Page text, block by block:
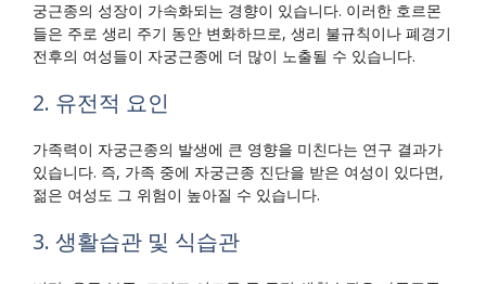
궁근종의 성장이 가속화되는 경향이 있습니다. 이러한 호르몬
들은 주로 생리 주기 동안 변화하므로, 생리 불규칙이나 폐경기
전후의 여성들이 자궁근종에 더 많이 노출될 수 있습니다.
2. 유전적 요인
가족력이 자궁근종의 발생에 큰 영향을 미친다는 연구 결과가
있습니다. 즉, 가족 중에 자궁근종 진단을 받은 여성이 있다면,
젊은 여성도 그 위험이 높아질 수 있습니다.
3. 생활습관 및 식습관